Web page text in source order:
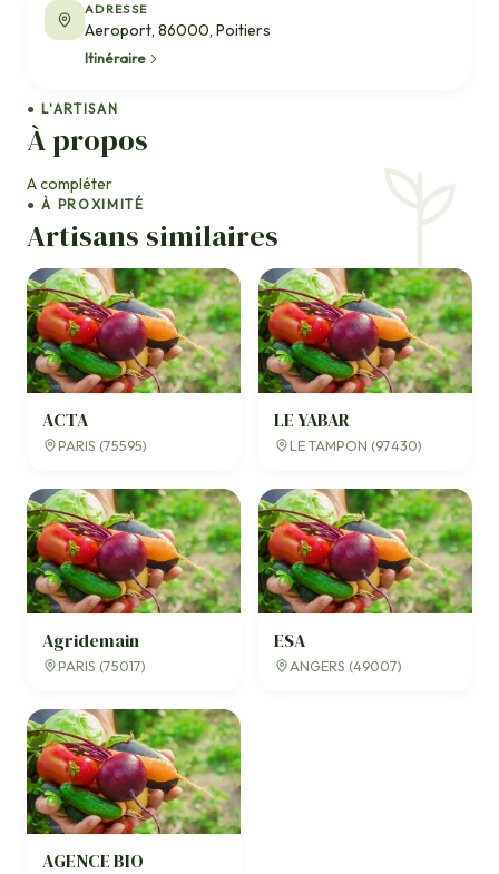
● L'ARTISAN
À propos
A compléter
● À PROXIMITÉ
Artisans similaires
ACTA
PARIS (75595)
LE YABAR
LE TAMPON (97430)
Agridemain
PARIS (75017)
ESA
ANGERS (49007)
AGENCE BIO
ADRESSE
Aeroport, 86000, Poitiers
Itinéraire